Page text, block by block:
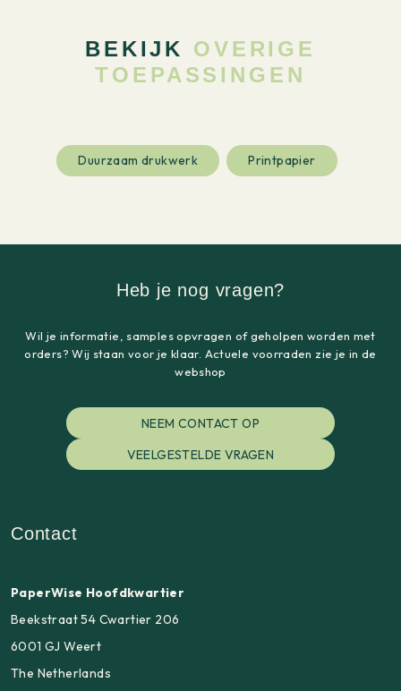
BEKIJK OVERIGE
TOEPASSINGEN
Duurzaam drukwerk Printpapier
Heb je nog vragen?
Wil je informatie, samples opvragen of geholpen worden met
orders? Wij staan voor je klaar. Actuele voorraden zie je in de
webshop
NEEM CONTACT OP
VEELGESTELDE VRAGEN
Contact
PaperWise Hoofdkwartier
Beekstraat 54 Cwartier 206
6001 GJ Weert
The Netherlands